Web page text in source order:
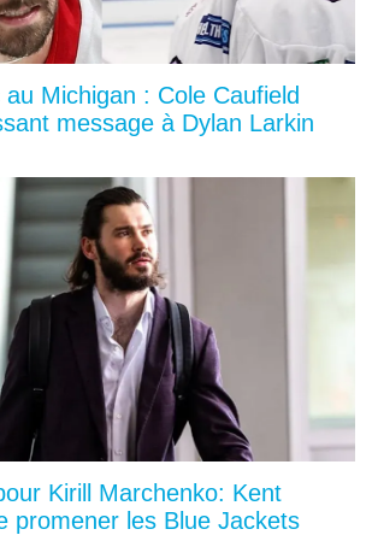
Michigan : Cole Caufield
message à Dylan Larkin
Kirill Marchenko: Kent
promener les Blue Jackets